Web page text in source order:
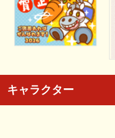
キャラクター